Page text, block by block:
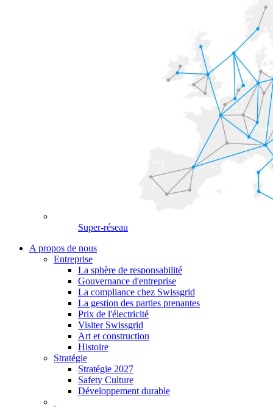
Super-réseau
A propos de nous
Entreprise
La sphère de responsabilité
Gouvernance d'entreprise
La compliance chez Swissgrid
La gestion des parties prenantes
Prix de l'électricité
Visiter Swissgrid
Art et construction
Histoire
Stratégie
Stratégie 2027
Safety Culture
Développement durable